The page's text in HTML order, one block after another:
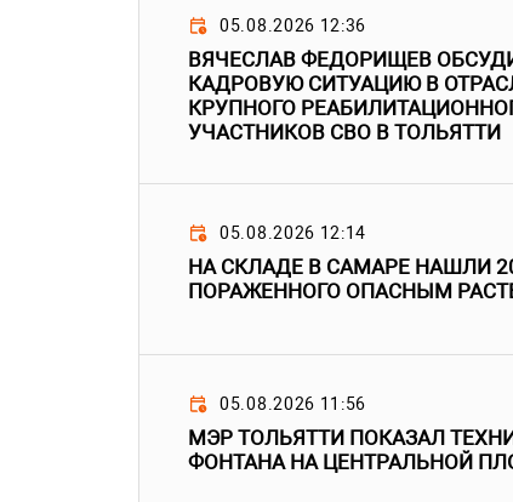
05.08.2026 12:36
ВЯЧЕСЛАВ ФЕДОРИЩЕВ
КАДРОВУЮ СИТУАЦИЮ В
КРУПНОГО
УЧАСТНИКОВ СВО В ТОЛЬЯТТИ
05.08.2026 12:14
НА СКЛАДЕ В САМАРЕ НАШЛИ
ПОРАЖЕННОГО ОПАСНЫМ
05.08.2026 11:56
МЭР ТОЛЬЯТТИ ПОКАЗАЛ
ФОНТАНА НА ЦЕНТРАЛЬНОЙ